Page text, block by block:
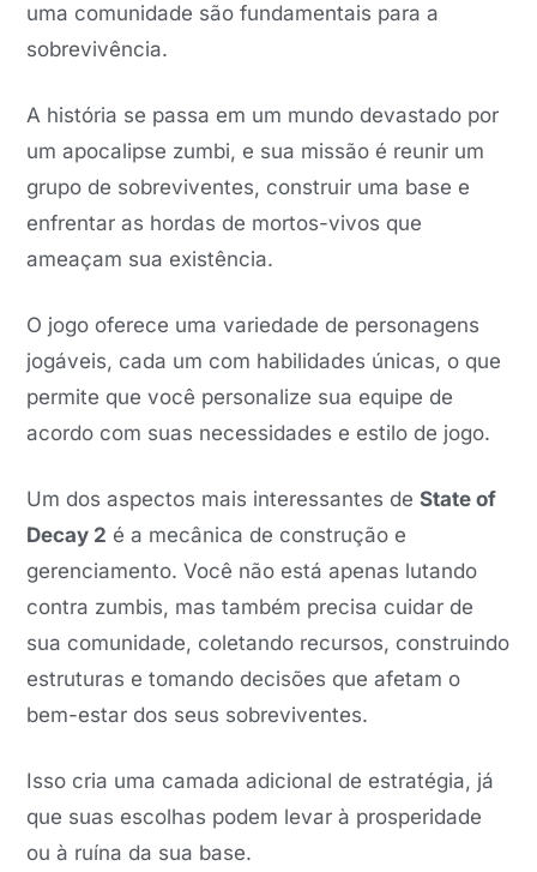
uma comunidade são fundamentais para a
sobrevivência.
A história se passa em um mundo devastado por
um apocalipse zumbi, e sua missão é reunir um
grupo de sobreviventes, construir uma base e
enfrentar as hordas de mortos-vivos que
ameaçam sua existência.
O jogo oferece uma variedade de personagens
jogáveis, cada um com habilidades únicas, o que
permite que você personalize sua equipe de
acordo com suas necessidades e estilo de jogo.
Um dos aspectos mais interessantes deState of
Decay 2 é a mecânica de construção e
gerenciamento. Você não está apenas lutando
contra zumbis, mas também precisa cuidar de
sua comunidade, coletando recursos, construindo
estruturas e tomando decisões que afetam o
bem-estar dos seus sobreviventes.
Isso cria uma camada adicional de estratégia, já
que suas escolhas podem levar à prosperidade
ou à ruína da sua base.